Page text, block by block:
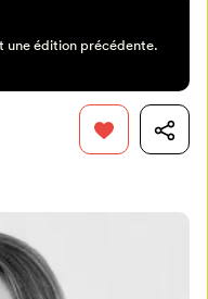
une édition précédente.